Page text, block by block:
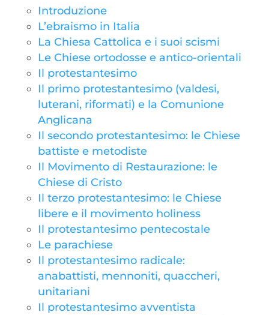
Introduzione
L’ebraismo in Italia
La Chiesa Cattolica e i suoi scismi
Le Chiese ortodosse e antico-orientali
Il protestantesimo
Il primo protestantesimo (valdesi,
luterani, riformati) e la Comunione
Anglicana
Il secondo protestantesimo: le Chiese
battiste e metodiste
Il Movimento di Restaurazione: le
Chiese di Cristo
Il terzo protestantesimo: le Chiese
libere e il movimento holiness
Il protestantesimo pentecostale
Le parachiese
Il protestantesimo radicale:
anabattisti, mennoniti, quaccheri,
unitariani
Il protestantesimo avventista